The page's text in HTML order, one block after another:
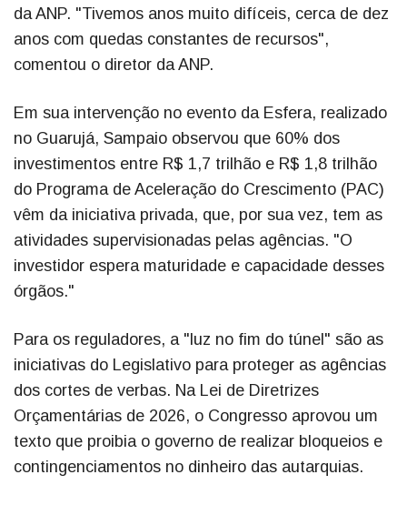
da ANP. "Tivemos anos muito difíceis, cerca de dez
anos com quedas constantes de recursos",
comentou o diretor da ANP.
Em sua intervenção no evento da Esfera, realizado
no Guarujá, Sampaio observou que 60% dos
investimentos entre R$ 1,7 trilhão e R$ 1,8 trilhão
do Programa de Aceleração do Crescimento (PAC)
vêm da iniciativa privada, que, por sua vez, tem as
atividades supervisionadas pelas agências. "O
investidor espera maturidade e capacidade desses
órgãos."
Para os reguladores, a "luz no fim do túnel" são as
iniciativas do Legislativo para proteger as agências
dos cortes de verbas. Na Lei de Diretrizes
Orçamentárias de 2026, o Congresso aprovou um
texto que proibia o governo de realizar bloqueios e
contingenciamentos no dinheiro das autarquias.